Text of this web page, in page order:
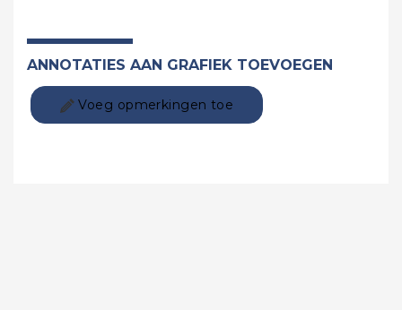
ANNOTATIES AAN GRAFIEK TOEVOEGEN
Voeg opmerkingen toe